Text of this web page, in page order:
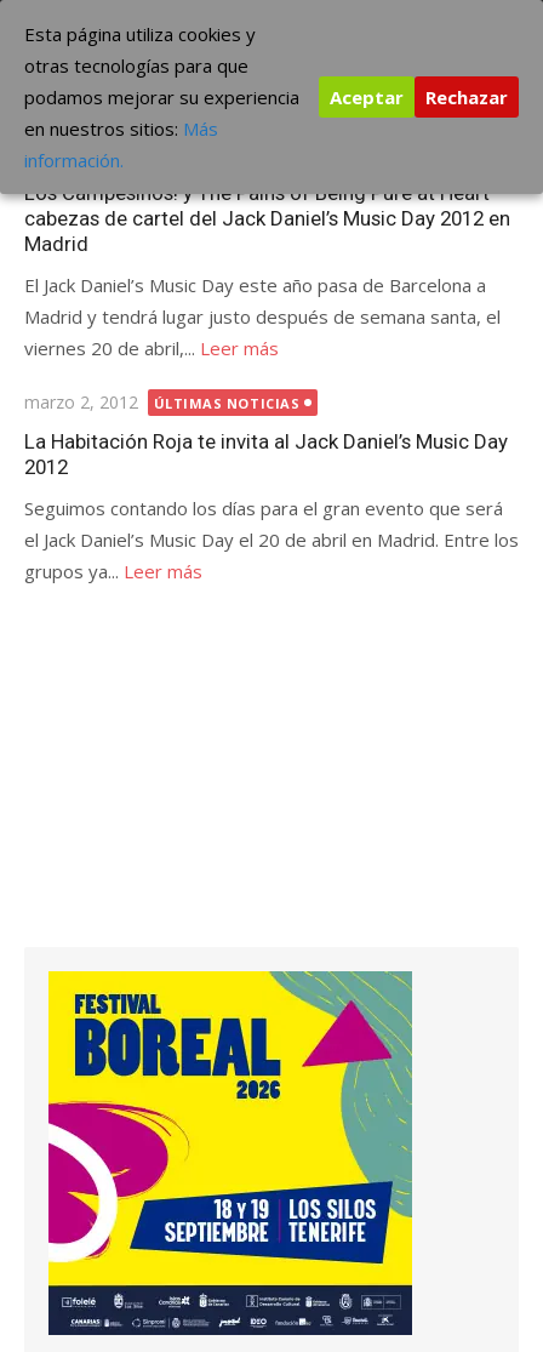
contenido
The Borderline Music
Etiqueta:Jack Daniel’s Music Day 2012
Publicada
marzo 27, 2012
Los Campesinos! y The Pains of Being Pure at Heart
cabezas de cartel del Jack Daniel’s Music Day 2012 en
Madrid
El Jack Daniel’s Music Day este año pasa de Barcelona a
Madrid y tendrá lugar justo después de semana santa, el
viernes 20 de abril,... Leer más
Publicada
el
marzo 2, 2012 ÚLTIMAS NOTICIAS
La Habitación Roja te invita al Jack Daniel’s Music Day
2012
Seguimos contando los días para el gran evento que será
el Jack Daniel’s Music Day el 20 de abril en Madrid. Entre los
grupos ya... Leer más
Esta página utiliza cookies y
otras tecnologías para que
podamos mejorar su experiencia
en nuestros sitios: Más
información.
Aceptar Rechazar